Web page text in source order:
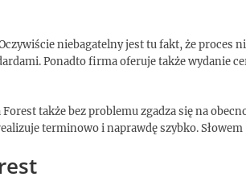
niebagatelny jest tu fakt, że proces
Ponadto firma oferuje także wydanie
także bez problemu zgadza się na
terminowo i naprawdę szybko.